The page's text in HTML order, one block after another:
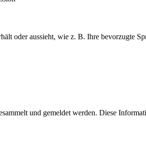
oder aussieht, wie z. B. Ihre bevorzugte
und gemeldet werden. Diese